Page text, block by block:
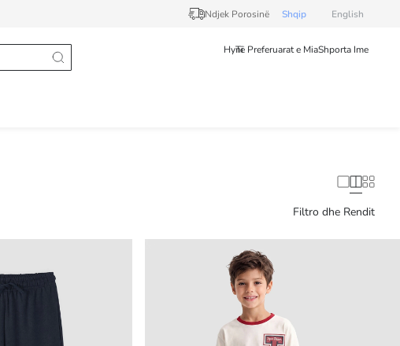
Ndjek Porosinë Shqip English
HyniTë Preferuarat e MiaShporta Ime
Filtro dhe Rendit